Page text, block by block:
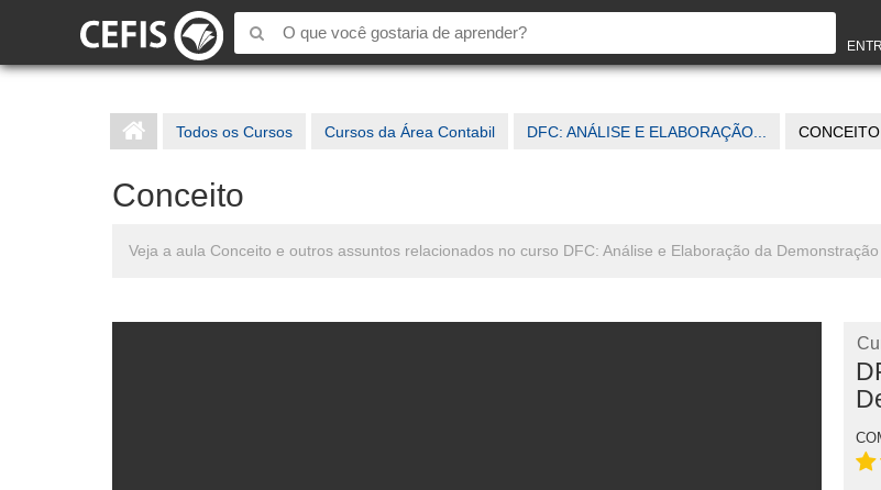
Todos os Cursos Cursos da Área Contabil DFC: ANÁLISE E ELABORAÇÃO... CONCEITO
Conceito
Veja a aula Conceito e outros assuntos relacionados no curso DFC: Análise e Elaboração da